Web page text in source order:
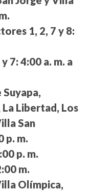
1, 2, 7 y 8:
7: 4:00 a. m. a
Libertad, Los
San
p. m.
p. m.
m.
Olímpica,